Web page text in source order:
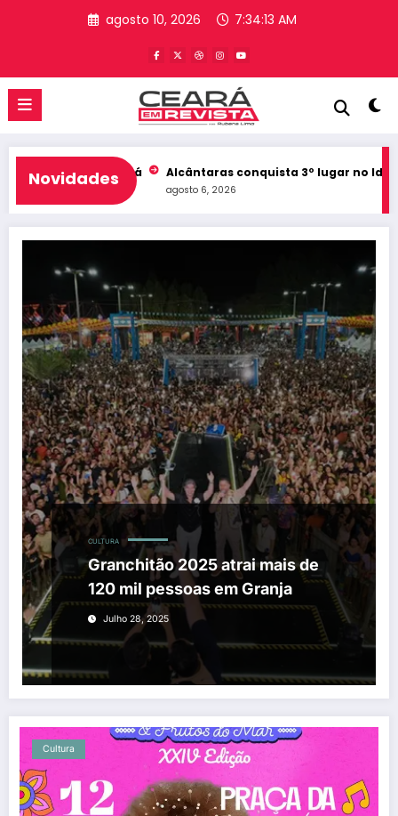
agosto 10, 2026 7:34:15 AM
Novidades
Alcântaras conquista 3º lugar no Ideb do Ceará e
CULTURA
Granchitão 2025 atrai mais de
120 mil pessoas em Granja
Julho 28, 2025
Cultura